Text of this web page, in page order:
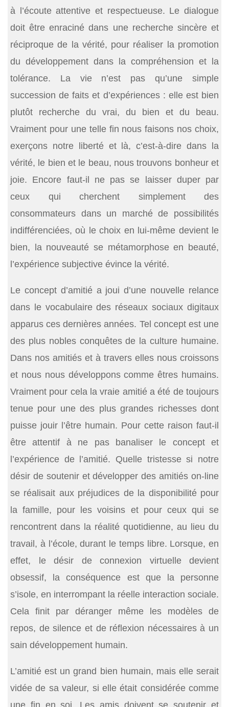
à l’écoute attentive et respectueuse. Le dialogue
doit être enraciné dans une recherche sincère et
réciproque de la vérité, pour réaliser la promotion
du développement dans la compréhension et la
tolérance. La vie n’est pas qu’une simple
succession de faits et d’expériences : elle est bien
plutôt recherche du vrai, du bien et du beau.
Vraiment pour une telle fin nous faisons nos choix,
exerçons notre liberté et là, c’est-à-dire dans la
vérité, le bien et le beau, nous trouvons bonheur et
joie. Encore faut-il ne pas se laisser duper par
ceux qui cherchent simplement des
consommateurs dans un marché de possibilités
indifférenciées, où le choix en lui-même devient le
bien, la nouveauté se métamorphose en beauté,
l’expérience subjective évince la vérité.
Le concept d’amitié a joui d’une nouvelle relance
dans le vocabulaire des réseaux sociaux digitaux
apparus ces dernières années. Tel concept est une
des plus nobles conquêtes de la culture humaine.
Dans nos amitiés et à travers elles nous croissons
et nous nous développons comme êtres humains.
Vraiment pour cela la vraie amitié a été de toujours
tenue pour une des plus grandes richesses dont
puisse jouir l’être humain. Pour cette raison faut-il
être attentif à ne pas banaliser le concept et
l’expérience de l’amitié. Quelle tristesse si notre
désir de soutenir et développer des amitiés on-line
se réalisait aux préjudices de la disponibilité pour
la famille, pour les voisins et pour ceux qui se
rencontrent dans la réalité quotidienne, au lieu du
travail, à l’école, durant le temps libre. Lorsque, en
effet, le désir de connexion virtuelle devient
obsessif, la conséquence est que la personne
s’isole, en interrompant la réelle interaction sociale.
Cela finit par déranger même les modèles de
repos, de silence et de réflexion nécessaires à un
sain développement humain.
L’amitié est un grand bien humain, mais elle serait
vidée de sa valeur, si elle était considérée comme